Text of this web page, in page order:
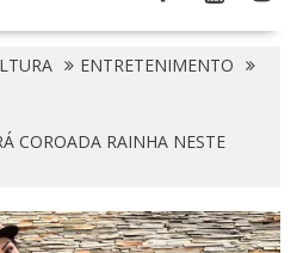
ENTRETENIMENTO
COROADA RAINHA NESTE